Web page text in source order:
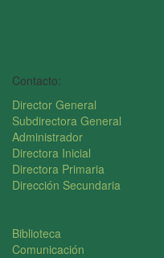
Contacto:
Director General
Subdirectora General
Administrador
Directora Inicial
Directora Primaria
Dirección Secundaria
Biblioteca
Comunicación